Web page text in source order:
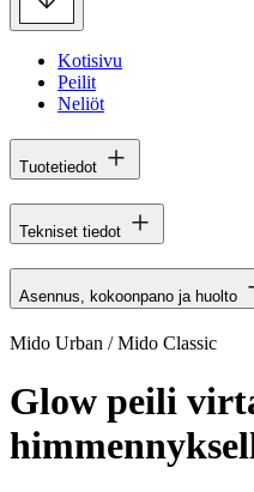
Kotisivu
Peilit
Neliöt
Tuotetiedot
Tekniset tiedot
Asennus, kokoonpano ja huolto
Mido Urban / Mido Classic
Glow peili